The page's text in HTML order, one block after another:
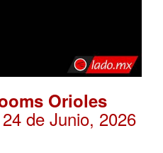
Orioles
de Junio, 2026